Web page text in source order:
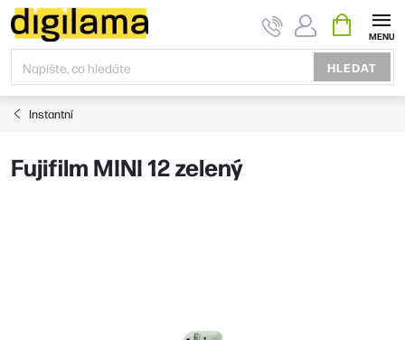
Přejít
na
obsah
HLEDAT
KOŠÍK
Instantní
Fujifilm MINI 12 zelený